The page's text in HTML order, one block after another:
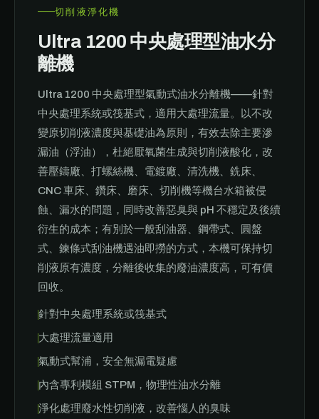
切削液淨化機
Ultra 1200 中央處理型油水分
離機
Ultra 1200 中央處理型氣動式油水分離機——針對
中央處理系統或筏基式，適用大處理流量。以不改
變原切削液濃度與基礎油為原則，有效去除主要滲
漏油（浮油），杜絕厭氧菌生成與切削液酸化，改
善壓鑄廠、打螺絲機、電鍍廠、清洗機、銑床、
CNC 車床、鑽床、磨床、切削機等機台水箱被侵
蝕、漏水的問題，同時改善惡臭與 pH 不穩定及後續
衍生的成本；有別於一般刮油器、鋼帶式、圓盤
式、鍊條式刮油機遇油即撈的方式，本機可保持切
削液原有濃度，分離後收集的廢油濃度高，可有價
回收。
針對中央處理系統或筏基式
大處理流量適用
氣動式幫浦，安全無漏電疑慮
內含專利模組 STPM，物理性油水分離
淨化處理廢水性切削液，改善惱人的臭味